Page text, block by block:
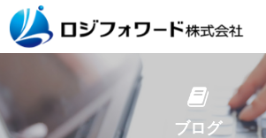
ブログ